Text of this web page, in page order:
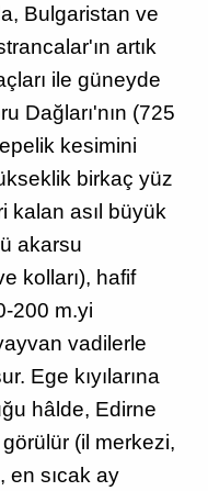
Bulgaristan ve
artık
ile güneyde
Dağları'nın (725
kesimini
birkaç yüz
kalan asıl büyük
akarsu
kolları), hafif
200 m.yi
vadilerle
Ege kıyılarına
hâlde, Edirne
(il merkezi,
en sıcak ay